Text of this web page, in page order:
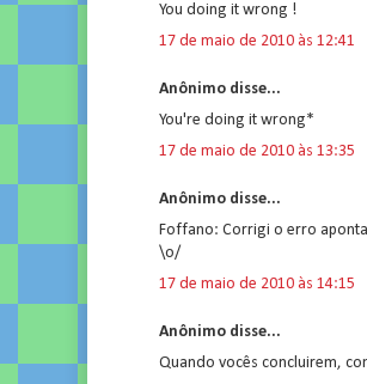
You doing it wrong !
17 de maio de 2010 às 12:41
Anônimo disse...
You're doing it wrong*
17 de maio de 2010 às 13:35
Anônimo disse...
Foffano: Corrigi o erro
\o/
17 de maio de 2010 às 14:15
Anônimo disse...
Quando vocês concluirem,